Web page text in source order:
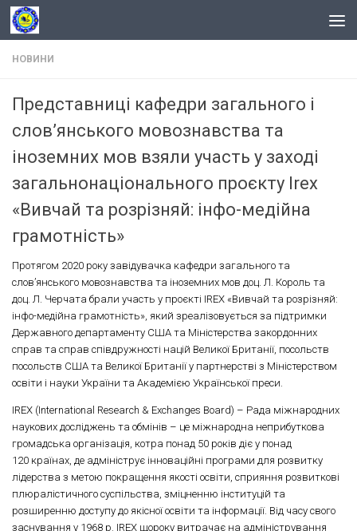
Skip to content
НОВИНИ
Представниці кафедри загального і
слов’янського мовознавства та
іноземних мов взяли участь у заході
загальнонаціонального проєкту Irex
«Вивчай та розрізняй: інфо-медійна
грамотність»
Протягом 2020 року завідувачка кафедри загального та
слов’янського мовознавства та іноземних мов доц. Л. Король та
доц. Л. Черчата брали участь у проєкті IREX «Вивчай та розрізняй:
інфо-медійна грамотність», який зреалізовується за підтримки
Державного департаменту США та Міністерства закордонних
справ та справ співдружності націй Великої Британії, посольств
посольств США та Великої Британії у партнерстві з Міністерством
освіти і науки України та Академією Української преси.
IREX (International Research & Exchanges Board) – Рада міжнародних
наукових досліджень та обмінів – це міжнародна неприбуткова
громадська організація, котра понад 50 років діє у понад
120 країнах, де адмініструє інноваційні програми для розвитку
лідерства з метою покращення якості освіти, сприяння розвиткові
плюралістичного суспільства, зміцненню інституцій та
розширенню доступу до якісної освіти та інформації. Від часу свого
заснування у 1968 р. IREX щороку витрачає на адміністрування